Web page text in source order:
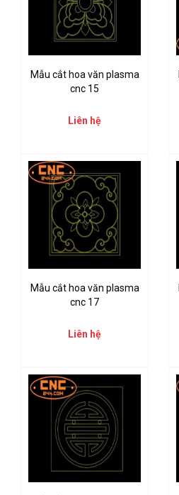
Mẫu cắt hoa văn plasma
cnc 15
Liên hệ
Mẫu cắt hoa văn plasma
cnc 17
Liên hệ